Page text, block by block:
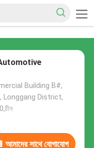
Building B#,
Longgang District,
আমাদের সাথে যোগাযোগ